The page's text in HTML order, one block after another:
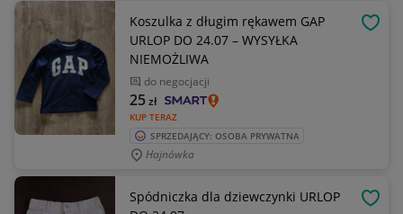
Koszulka z długim rękawem GAP
URLOP DO 24.07 – WYSYŁKA
NIEMOŻLIWA
do negocjacji
KUP TERAZ
25zł
SPRZEDAJĄCY: OSOBA PRYWATNA
Hajnówka
Spódniczka dla dziewczynki URLOP